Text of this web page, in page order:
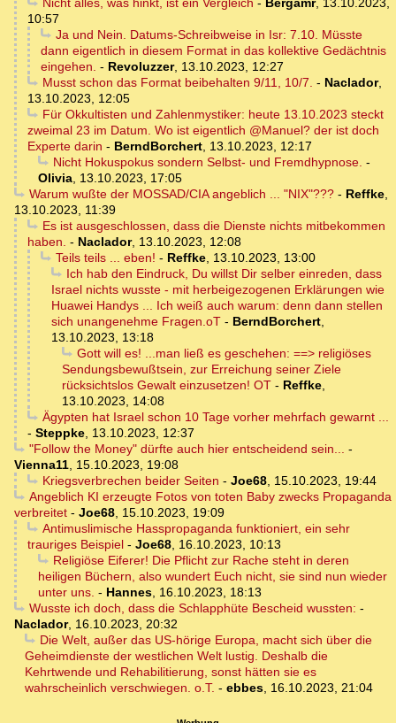
Nicht alles, was hinkt, ist ein Vergleich - Bergamr, 13.10.2023,
10:57
Ja und Nein. Datums-Schreibweise in Isr: 7.10. Müsste
dann eigentlich in diesem Format in das kollektive Gedächtnis
eingehen. - Revoluzzer, 13.10.2023, 12:27
Musst schon das Format beibehalten 9/11, 10/7. - Naclador,
13.10.2023, 12:05
Für Okkultisten und Zahlenmystiker: heute 13.10.2023 steckt
zweimal 23 im Datum. Wo ist eigentlich @Manuel? der ist doch
Experte darin - BerndBorchert, 13.10.2023, 12:17
Nicht Hokuspokus sondern Selbst- und Fremdhypnose. -
Olivia, 13.10.2023, 17:05
Warum wußte der MOSSAD/CIA angeblich ... "NIX"???- Reffke,
13.10.2023, 11:39
Es ist ausgeschlossen, dass die Dienste nichts mitbekommen
haben. - Naclador, 13.10.2023, 12:08
Teils teils ... eben! - Reffke, 13.10.2023, 13:00
Ich hab den Eindruck, Du willst Dir selber einreden, dass
Israel nichts wusste - mit herbeigezogenen Erklärungen wie
Huawei Handys ... Ich weiß auch warum: denn dann stellen
sich unangenehme Fragen.oT - BerndBorchert,
13.10.2023, 13:18
Gott will es! ...man ließ es geschehen: ==> religiöses
Sendungsbewußtsein, zur Erreichung seiner Ziele
rücksichtslos Gewalt einzusetzen! OT - Reffke,
13.10.2023, 14:08
Ägypten hat Israel schon 10 Tage vorher mehrfach gewarnt ...
- Steppke, 13.10.2023, 12:37
"Follow the Money" dürfte auch hier entscheidend sein... -
Vienna11, 15.10.2023, 19:08
Kriegsverbrechen beider Seiten - Joe68, 15.10.2023, 19:44
Angeblich KI erzeugte Fotos von toten Baby zwecks Propaganda
verbreitet - Joe68, 15.10.2023, 19:09
Antimuslimische Hasspropaganda funktioniert, ein sehr
trauriges Beispiel - Joe68, 16.10.2023, 10:13
Religiöse Eiferer! Die Pflicht zur Rache steht in deren
heiligen Büchern, also wundert Euch nicht, sie sind nun wieder
unter uns. - Hannes, 16.10.2023, 18:13
Wusste ich doch, dass die Schlapphüte Bescheid wussten: -
Naclador, 16.10.2023, 20:32
Die Welt, außer das US-hörige Europa, macht sich über die
Geheimdienste der westlichen Welt lustig. Deshalb die
Kehrtwende und Rehabilitierung, sonst hätten sie es
wahrscheinlich verschwiegen. o.T. - ebbes, 16.10.2023, 21:04